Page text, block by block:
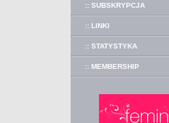
:: SUBSKRYPCJA
:: LINKI
:: STATYSTYKA
:: MEMBERSHIP